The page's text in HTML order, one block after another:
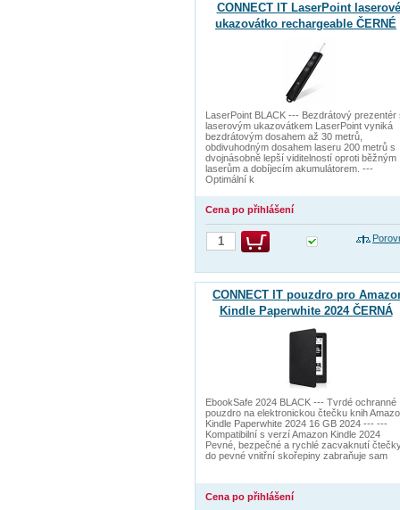
CONNECT IT LaserPoint laserové
ukazovátko rechargeable ČERNÉ
LaserPoint BLACK --- Bezdrátový prezentér
laserovým ukazovátkem LaserPoint vyniká
bezdrátovým dosahem až 30 metrů,
obdivuhodným dosahem laseru 200 metrů s
dvojnásobně lepší viditelností oproti běžným
laserům a dobíjecím akumulátorem. ---
Optimální k
Cena po přihlášení
CONNECT IT pouzdro pro
Kindle Paperwhite 2024 ČERNÁ
EbookSafe 2024 BLACK --- Tvrdé ochranné
pouzdro na elektronickou čtečku knih
Kindle Paperwhite 2024 16 GB 2024 --- ---
Kompatibilní s verzí Amazon Kindle 2024
Pevné, bezpečné a rychlé zacvaknutí
do pevné vnitřní skořepiny zabraňuje sam
Cena po přihlášení